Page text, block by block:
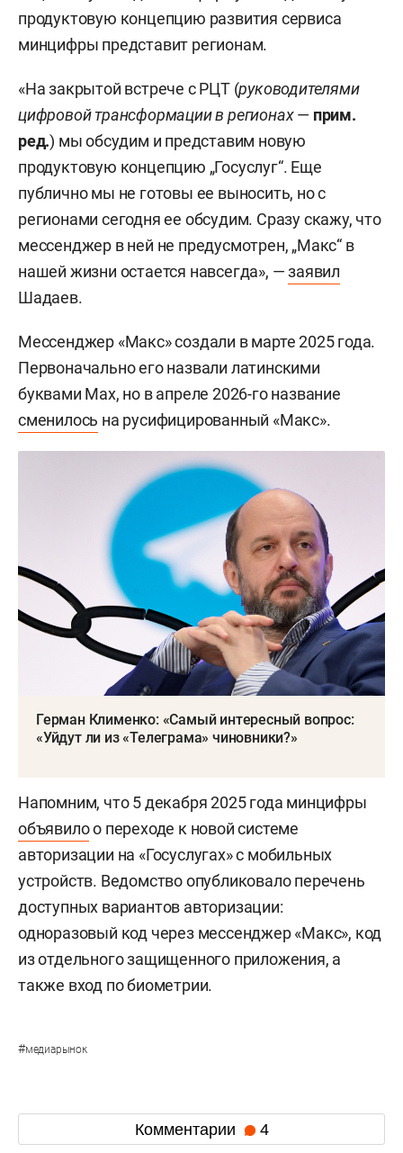
продуктовую концепцию развития сервиса
минцифры представит регионам.
«На закрытой встрече с РЦТ (руководителями
цифровой трансформации в регионах— прим.
ред.) мы обсудим и представим новую
продуктовую концепцию „Госуслуг“. Еще
публично мы не готовы ее выносить, но с
регионами сегодня ее обсудим. Сразу скажу, что
мессенджер в ней не предусмотрен, „Макс“ в
нашей жизни остается навсегда», —заявил
Шадаев.
Мессенджер «Макс» создали в марте 2025 года.
Первоначально его назвали латинскими
буквами Max, но в апреле 2026-го название
сменилось на русифицированный «Макс».
Герман Клименко: «Самый интересный вопрос:
«Уйдут ли из «Телеграма» чиновники?»
Напомним, что 5 декабря 2025 года минцифры
объявилоо переходе к новой системе
авторизации на «Госуслугах» с мобильных
устройств. Ведомство опубликовало перечень
доступных вариантов авторизации:
одноразовый код через мессенджер «Макс», код
из отдельного защищенного приложения, а
также вход по биометрии.
#медиарынок
Комментарии 4